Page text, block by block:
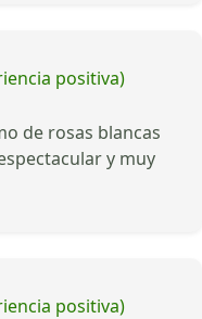
positiva)
de rosas blancas
y muy
positiva)